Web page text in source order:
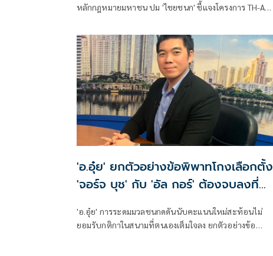
หลักกฎหมายมหาชน ปม 'ไชยชนก' ชี้แจงโครงการ TH-AI
ให้การดำเนินการเป็นไปตามกฎหมาย หลักธรรมาภิบาล
และคุ้มครองประโยชน์สาธารณะ
'อ.อุ๋ย' ยกตัวอย่างข้อพิพาทโกงเลือกตั้ง
'จอร์จ บุช' กับ 'อัล กอร์' ต้องจบลงที่
'อ.อุ๋ย' การระดมมวลชนกดดันนับคะแนนใหม่สะท้อนไม่
ยอมรับกติกาในสนามที่ตนเองเต็มใจลง ยกตัวอย่างข้อ